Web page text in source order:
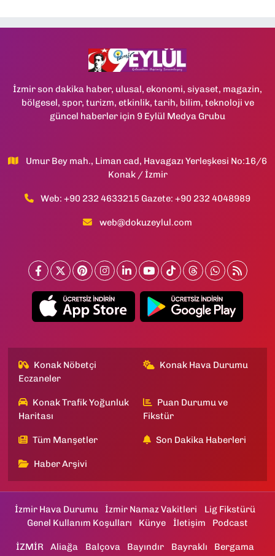
İzmir son dakika haber, ulusal, ekonomi, siyaset, magazin,
bölgesel, spor, turizm, etkinlik, tarih, bilim, teknoloji ve
güncel haberler için 9 Eylül Medya Grubu
Umur Bey mah., Liman cad, Havagazı Yerleşkesi No:16/6
Konak / İzmir
Web: +90 232 4633215 Gazete: +90 232 4048989
web@dokuzeylul.com
Konak Nöbetçi
Eczaneler
Konak Hava Durumu
Konak Trafik Yoğunluk
Haritası
Puan Durumu ve
Fikstür
Tüm Manşetler Son Dakika Haberleri
Haber Arşivi
İzmir Hava Durumu İzmir Namaz Vakitleri
Lig Fikstürü
Genel Kullanım Koşulları
Künye İletişim Podcast
İZMİR Aliağa Balçova Bayındır Bayraklı
Bergama